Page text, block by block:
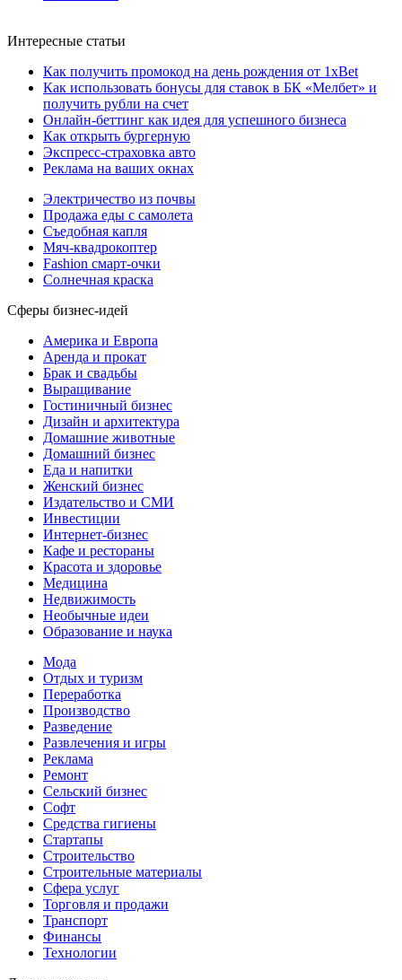
Интересные статьи
Как получить промокод на день рождения от 1xBet
Как использовать бонусы для ставок в БК «Мелбет» и
получить рубли на счет
Онлайн-беттинг как идея для успешного бизнеса
Как открыть бургерную
Экспресс-страховка авто
Реклама на ваших окнах
Электричество из почвы
Продажа еды с самолета
Съедобная капля
Мяч-квадрокоптер
Fashion смарт-очки
Солнечная краска
Сферы бизнес-идей
Америка и Европа
Аренда и прокат
Брак и свадьбы
Выращивание
Гостиничный бизнес
Дизайн и архитектура
Домашние животные
Домашний бизнес
Еда и напитки
Женский бизнес
Издательство и СМИ
Инвестиции
Интернет-бизнес
Кафе и рестораны
Красота и здоровье
Медицина
Недвижимость
Необычные идеи
Образование и наука
Мода
Отдых и туризм
Переработка
Производство
Разведение
Развлечения и игры
Реклама
Ремонт
Сельский бизнес
Софт
Средства гигиены
Стартапы
Строительство
Строительные материалы
Сфера услуг
Торговля и продажи
Транспорт
Финансы
Технологии